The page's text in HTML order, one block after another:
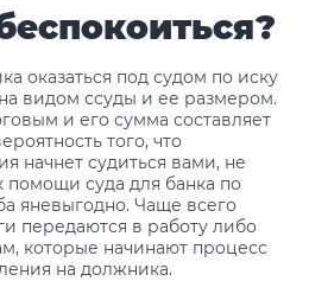
оказаться под судом по иску
видом ссуды и ее размером.
и его сумма составляет
того, что
начнет судиться вами, не
помощи суда для банка по
яневыгодно. Чаще всего
передаются в работу либо
которые начинают процесс
на должника.